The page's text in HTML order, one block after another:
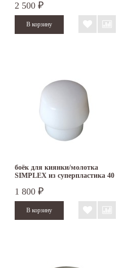
2 500 ₽
боёк для киянки/молотка
SIMPLEX из суперпластика 40
1 800 ₽